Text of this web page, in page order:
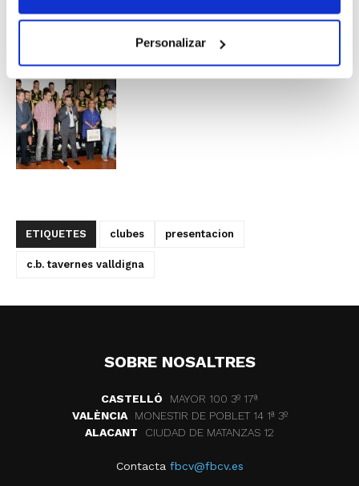
Personalizar
ETIQUETES clubes presentacion
c.b. tavernes valldigna
SOBRE NOSALTRES
CASTELLÓ
MAYOR 100 3º 17ª
VALÈNCIA
MONESTIR DE POBLET 14 1ª 3º
ALACANT
CIUDAD DE MATANZAS 12
Contacta fbcv@fbcv.es